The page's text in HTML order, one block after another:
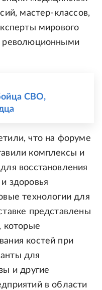
мастер-классов,
мирового
революционными
СВО,
что на форуме
комплексы и
восстановления
здоровья
технологии для
представлены
которые
костей при
для
и другие
в области